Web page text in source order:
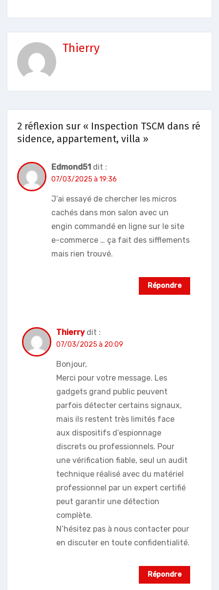
Thierry
2 réflexion sur « Inspection TSCM dans ré
sidence, appartement, villa »
Edmond51 dit :
07/03/2025 à 19:36
J’ai essayé de chercher les micros
cachés dans mon salon avec un
engin commandé en ligne sur le site
e-commerce … ça fait des sifflements
mais rien trouvé.
Répondre
Thierry dit :
07/03/2025 à 20:09
Bonjour,
Merci pour votre message. Les
gadgets grand public peuvent
parfois détecter certains signaux,
mais ils restent très limités face
aux dispositifs d’espionnage
discrets ou professionnels. Pour
une vérification fiable, seul un audit
technique réalisé avec du matériel
professionnel par un expert certifié
peut garantir une détection
complète.
N’hésitez pas à nous contacter pour
en discuter en toute confidentialité.
Répondre